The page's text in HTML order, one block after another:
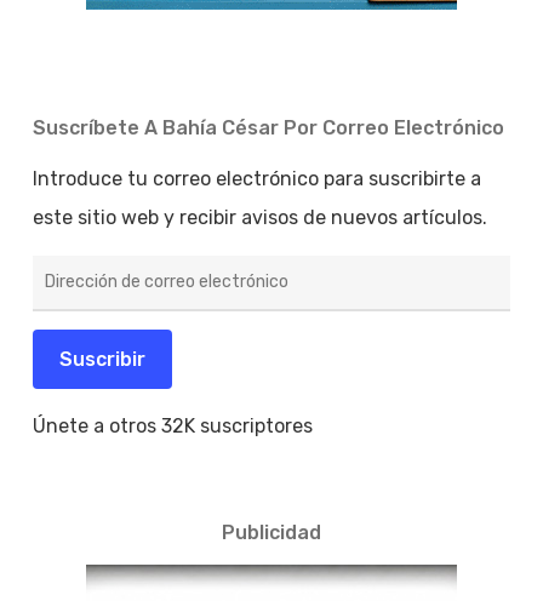
Suscríbete A Bahía César Por Correo Electrónico
Introduce tu correo electrónico para suscribirte a
este sitio web y recibir avisos de nuevos artículos.
de
electrónico
Suscribir
Únete a otros 32K suscriptores
Publicidad